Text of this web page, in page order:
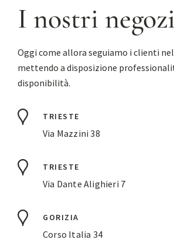
I nostri negozi
Oggi come allora seguiamo i clienti
mettendo a disposizione
disponibilità.
TRIESTE
Via Mazzini 38
TRIESTE
Via Dante Alighieri 7
GORIZIA
Corso Italia 34